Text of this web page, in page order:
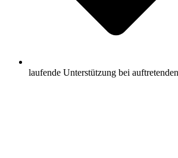
laufende Unterstützung bei